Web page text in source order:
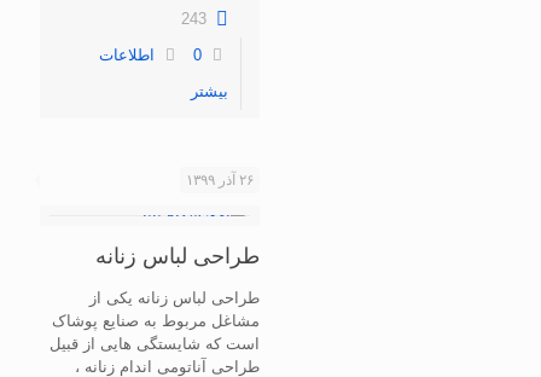
243
0
اطلاعات
بیشتر
۲۶ آذر ۱۳۹۹
طراحی لباس زنانه
طراحی لباس زنانه یکی از
مشاغل مربوط به صنایع پوشاک
است که شایستگی هایی از قبیل
طراحی آناتومی اندام زنانه ،